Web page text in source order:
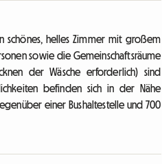
schönes, helles Zimmer mit großem
sowie die Gemeinschaftsräume
der Wäsche erforderlich) sind
befinden sich in der Nähe
einer Bushaltestelle und 700